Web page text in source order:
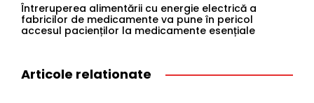
Întreruperea alimentării cu energie electrică a
fabricilor de medicamente va pune în pericol
accesul pacienților la medicamente esențiale
Articole relationate